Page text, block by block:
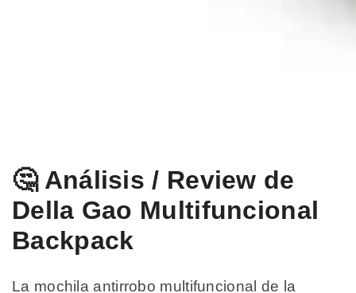
🤔 Análisis / Review de
Della Gao Multifuncional
Backpack
La mochila antirrobo multifuncional de la